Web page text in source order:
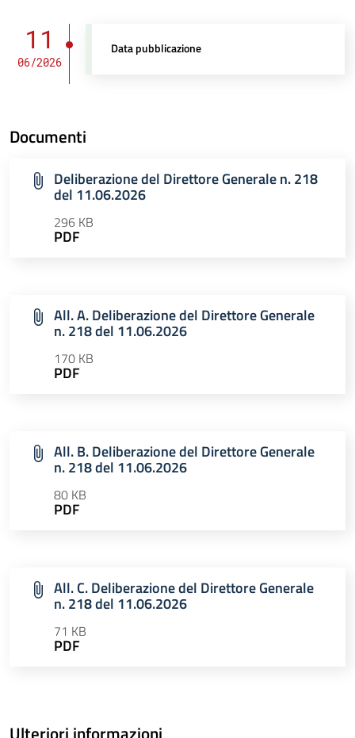
11
06/2026
Data pubblicazione
Documenti
Deliberazione del Direttore Generale n. 218
del 11.06.2026
296 KB
PDF
All. A. Deliberazione del Direttore Generale
n. 218 del 11.06.2026
170 KB
PDF
All. B. Deliberazione del Direttore Generale
n. 218 del 11.06.2026
80 KB
PDF
All. C. Deliberazione del Direttore Generale
n. 218 del 11.06.2026
71 KB
PDF